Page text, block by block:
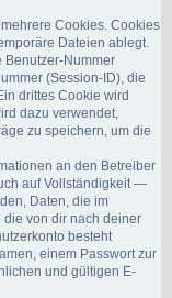
Cookies. Cookies
Dateien ablegt.
Benutzer-Nummer
(Session-ID), die
drittes Cookie wird
dazu verwendet,
zu speichern, um die
an den Betreiber
auf Vollständigkeit —
Daten, die im
die von dir nach deiner
besteht
einem Passwort zur
und gültigen E-